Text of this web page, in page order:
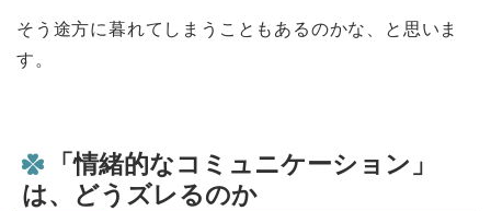
そう途方に暮れてしまうこともあるのかな、と思いま
す。
「情緒的なコミュニケーション」
は、どうズレるのか